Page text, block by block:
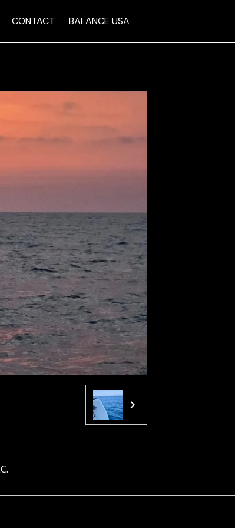
CONTACT BALANCE USA